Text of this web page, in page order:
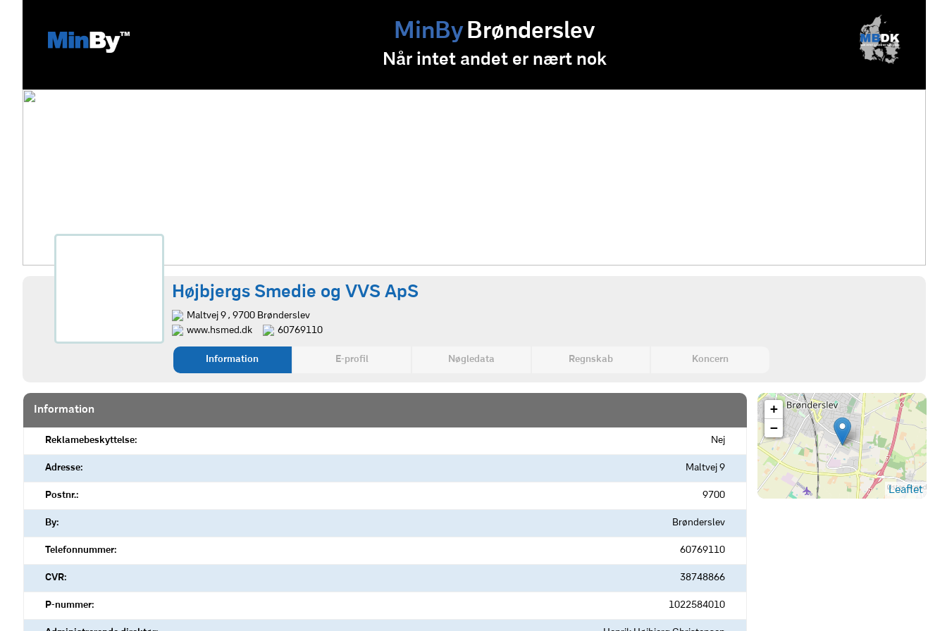
MinByBrønderslev
Når intet andet er nært nok
Højbjergs Smedie og VVS ApS
Maltvej 9 , 9700 Brønderslev
www.hsmed.dk
60769110
Information E-profil Nøgledata Regnskab Koncern
Information
Reklamebeskyttelse: Nej
Adresse: Maltvej 9
Postnr.: 9700
By: Brønderslev
Telefonnummer: 60769110
CVR: 38748866
P-nummer: 1022584010
+
−
Leaflet